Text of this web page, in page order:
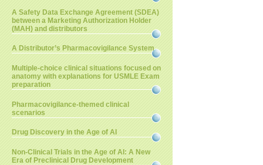
A Safety Data Exchange Agreement (SDEA)
between a Marketing Authorization Holder
(MAH) and distributors
A Distributor’s Pharmacovigilance System
Multiple-choice clinical situations focused on
anatomy with explanations for USMLE Exam
preparation
Pharmacovigilance-themed clinical
scenarios
Drug Discovery in the Age of AI
Non-Clinical Trials in the Age of AI: A New
Era of Preclinical Drug Development